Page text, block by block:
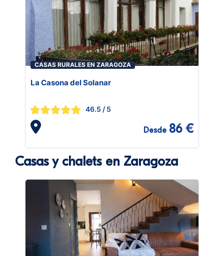
CASAS RURALES EN ZARAGOZA
La Casona del Solanar
46.5 / 5
Desde 86 €
Casas y chalets en Zaragoza